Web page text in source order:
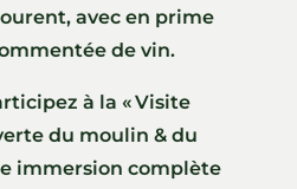
avec en prime
de vin.
à la « Visite
du moulin & du
immersion complète